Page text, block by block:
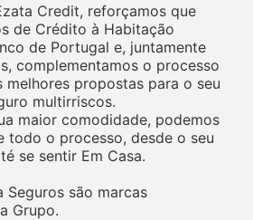
Credit, reforçamos que
de Crédito à Habitação
de Portugal e, juntamente
complementamos o processo
melhores propostas para o seu
multirriscos.
maior comodidade, podemos
todo o processo, desde o seu
se sentir Em Casa.
Seguros são marcas
Grupo.